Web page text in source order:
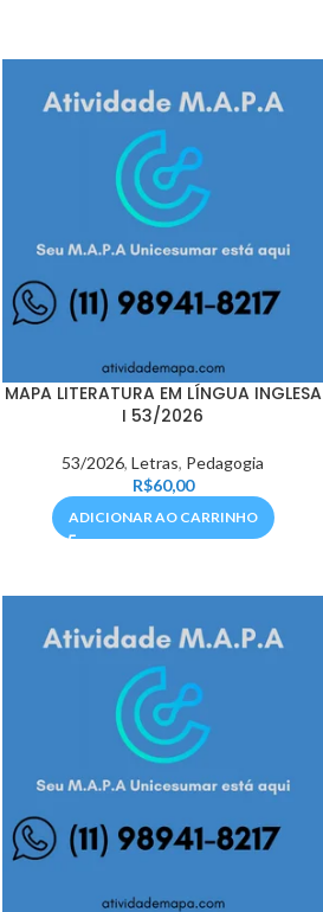
MAPA LITERATURA EM LÍNGUA INGLESA
I 53/2026
53/2026,Letras, Pedagogia
R$60,00
ADICIONAR AO CARRINHO